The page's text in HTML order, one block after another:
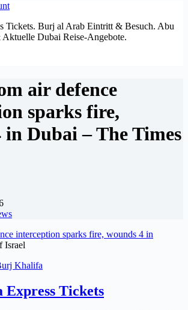
Tickets. Burj al Arab Eintritt & Besuch. Abu
Dubai Reise-Angebote.
air defence
sparks fire,
in Dubai – The Times
interception sparks fire, wounds 4 in
Israel
Tickets